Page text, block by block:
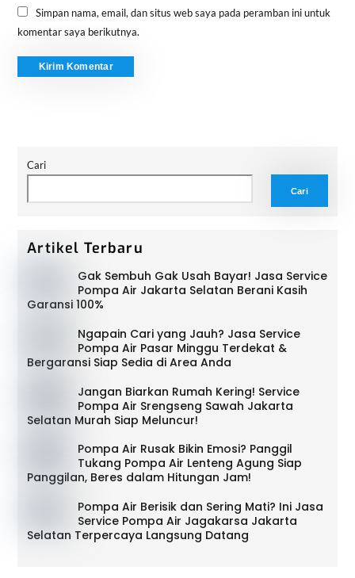
Simpan nama, email, dan situs web saya pada peramban ini untuk
komentar saya berikutnya.
Cari
Cari
Artikel Terbaru
Gak Sembuh Gak Usah Bayar! Jasa Service
Pompa Air Jakarta Selatan Berani Kasih
Garansi 100%
Ngapain Cari yang Jauh? Jasa Service
Pompa Air Pasar Minggu Terdekat &
Bergaransi Siap Sedia di Area Anda
Jangan Biarkan Rumah Kering! Service
Pompa Air Srengseng Sawah Jakarta
Selatan Murah Siap Meluncur!
Pompa Air Rusak Bikin Emosi? Panggil
Tukang Pompa Air Lenteng Agung Siap
Panggilan, Beres dalam Hitungan Jam!
Pompa Air Berisik dan Sering Mati? Ini Jasa
Service Pompa Air Jagakarsa Jakarta
Selatan Terpercaya Langsung Datang